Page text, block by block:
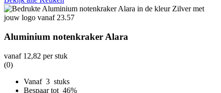
Aluminium notenkraker Alara
vanaf 12,82 per stuk
(0)
Vanaf 3 stuks
Bespaar tot 46%